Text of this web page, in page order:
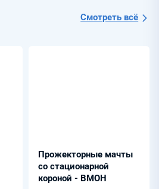
Смотреть всё
Прожекторные мачты
со стационарной
короной - ВМОН